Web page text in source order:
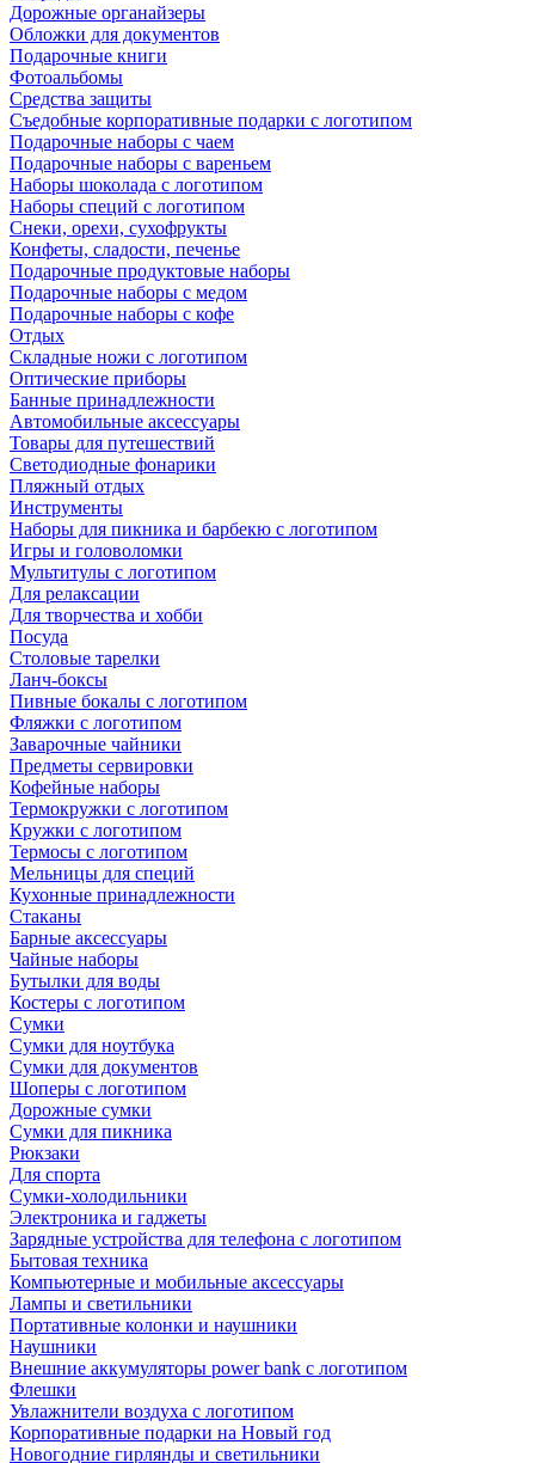
Дорожные органайзеры
Обложки для документов
Подарочные книги
Фотоальбомы
Средства защиты
Съедобные корпоративные подарки с логотипом
Подарочные наборы с чаем
Подарочные наборы с вареньем
Наборы шоколада с логотипом
Наборы специй с логотипом
Снеки, орехи, сухофрукты
Конфеты, сладости, печенье
Подарочные продуктовые наборы
Подарочные наборы с медом
Подарочные наборы с кофе
Отдых
Складные ножи с логотипом
Оптические приборы
Банные принадлежности
Автомобильные аксессуары
Товары для путешествий
Светодиодные фонарики
Пляжный отдых
Инструменты
Наборы для пикника и барбекю с логотипом
Игры и головоломки
Мультитулы с логотипом
Для релаксации
Для творчества и хобби
Посуда
Столовые тарелки
Ланч-боксы
Пивные бокалы с логотипом
Фляжки с логотипом
Заварочные чайники
Предметы сервировки
Кофейные наборы
Термокружки с логотипом
Кружки с логотипом
Термосы с логотипом
Мельницы для специй
Кухонные принадлежности
Стаканы
Барные аксессуары
Чайные наборы
Бутылки для воды
Костеры с логотипом
Сумки
Сумки для ноутбука
Сумки для документов
Шоперы с логотипом
Дорожные сумки
Сумки для пикника
Рюкзаки
Для спорта
Сумки-холодильники
Электроника и гаджеты
Зарядные устройства для телефона с логотипом
Бытовая техника
Компьютерные и мобильные аксессуары
Лампы и светильники
Портативные колонки и наушники
Наушники
Внешние аккумуляторы power bank с логотипом
Флешки
Увлажнители воздуха с логотипом
Корпоративные подарки на Новый год
Новогодние гирлянды и светильники